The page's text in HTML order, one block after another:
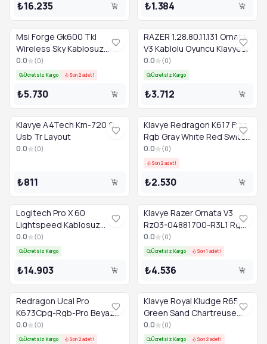
₺16.235 ₺1.384
Msi Forge Gk600 Tkl
Wireless Sky Kablosuz
Gaming Klavye
0.0 (0)
Ücretsiz Kargo Son 2 adet!
₺5.730
RAZER 1.28.80.11.131 Ornata
V3 Kablolu Oyuncu Klavyesi
0.0 (0)
Ücretsiz Kargo
₺3.712
Klavye A4Tech Km-720 Q
Usb Tr Layout
0.0 (0)
₺811
Klavye Redragon K617 Fızz
Rgb Gray Whıte Red Swıtch
Tr Layout
0.0 (0)
Son 2 adet!
₺2.530
Logitech Pro X 60
Lightspeed Kablosuz
Gaming Klavye US RGB
920-011930 Beyaz
0.0 (0)
Ücretsiz Kargo
₺14.903
Klavye Razer Ornata V3
Rz03-04881700-R3L1 Rgb
Tenkeyless Tr Layout
0.0 (0)
Ücretsiz Kargo Son 1 adet!
₺4.536
Redragon Ucal Pro
K673Cpg-Rgb-Pro Beyaz
Kablosuz Tr Layout
0.0 (0)
Ücretsiz Kargo Son 2 adet!
Klavye Royal Kludge R65
Green Sand Chartreuse
Switch Us Layout
0.0 (0)
Ücretsiz Kargo Son 2 adet!